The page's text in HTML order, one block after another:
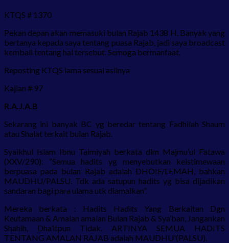
KTQS # 1370
Pekan depan akan memasuki bulan Rajab 1438 H. Banyak yang
bertanya kepada saya tentang puasa Rajab, jadi saya broadcast
kembali tentang hal tersebut. Semoga bermanfaat.
Reposting KTQS lama sesuai aslinya
Kajian # 97
R.A.J.A.B
Sekarang ini banyak BC yg beredar tentang Fadhilah Shaum
atau Shalat terkait bulan Rajab.
Syaikhul Islam Ibnu Taimiyah berkata dlm Majmu’ul Fatawa
(XXV/290): “Semua hadits yg menyebutkan keistimewaan
berpuasa pada bulan Rajab adalah DHOIF/LEMAH, bahkan
MAUDHU/PALSU. Tdk ada satupun hadits yg bisa dijadikan
sandaran bagi para ulama utk diamalkan”.
Mereka berkata : Hadits Hadits Yang Berkaitan Dgn
Keutamaan & Amalan amalan Bulan Rajab & Sya’ban, Jangankan
Shahih, Dha’ifpun Tidak. ARTINYA SEMUA HADITS
TENTANG AMALAN RAJAB adalah MAUDHU'(PALSU).